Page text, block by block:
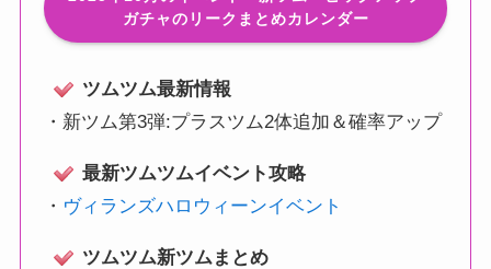
ガチャのリークまとめカレンダー
ツムツム最新情報
・ 新ツム第3弾:プラスツム2体追加＆確率アップ
最新ツムツムイベント攻略
・ ヴィランズハロウィーンイベント
ツムツム新ツムまとめ